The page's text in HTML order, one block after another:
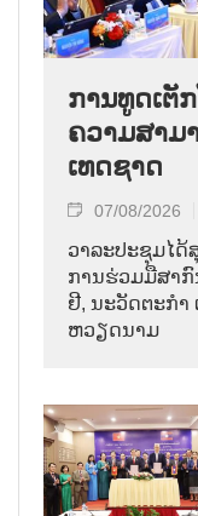
ການ​ທູດ​ເຕັ
ຄວາມ​ສາ​ມ
ເທດ​ຊາດ
07/08/2026
ວາ​ລະ​ປະ​ຊຸມ​ໄດ້​
ການ​ຮ່ວມ​ມື​ສາ​ກົ
ຢີ, ນະ​ວັດ​ຕະ​ກຳ
ຫວຽດ​ນາມ